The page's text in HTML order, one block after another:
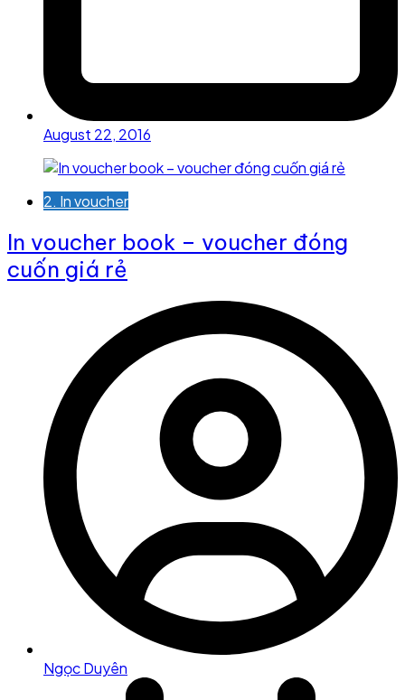
August 22, 2016
2. In voucher
In voucher book – voucher đóng
cuốn giá rẻ
Ngọc Duyên